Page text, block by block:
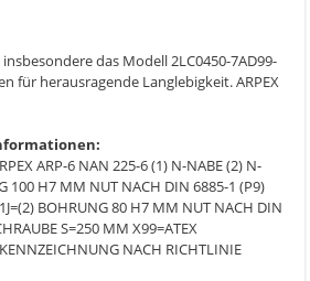
das Modell 2LC0450-7AD99-
für herausragende Langlebigkeit. ARPEX
ARP-6 NAN 225-6 (1) N-NABE (2) N-
100 H7 MM NUT NACH DIN 6885-1 (P9)
BOHRUNG 80 H7 MM NUT NACH DIN
S=250 MM X99=ATEX
NACH RICHTLINIE